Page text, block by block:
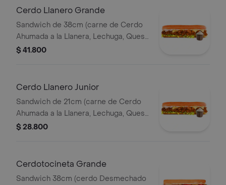
Cerdo Llanero Grande
Sandwich de 38cm (carne de Cerdo
Ahumada a la Llanera, Lechuga, Queso
Mozzarella y Salsa de Ajo).
$ 41.800
Cerdo Llanero Junior
Sandwich de 21cm (carne de Cerdo
Ahumada a la Llanera, Lechuga, Queso
Mozzarella y Salsa de Ajo).
$ 28.800
Cerdotocineta Grande
Sandwich 38cm (cerdo Desmechado